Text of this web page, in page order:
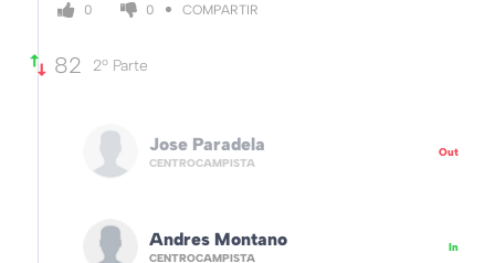
0 0 COMPARTIR
82 2º Parte
Jose Paradela
CENTROCAMPISTA
Out
Andres Montano
CENTROCAMPISTA
In